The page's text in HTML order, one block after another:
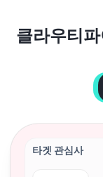
클라우티
타겟 관심사